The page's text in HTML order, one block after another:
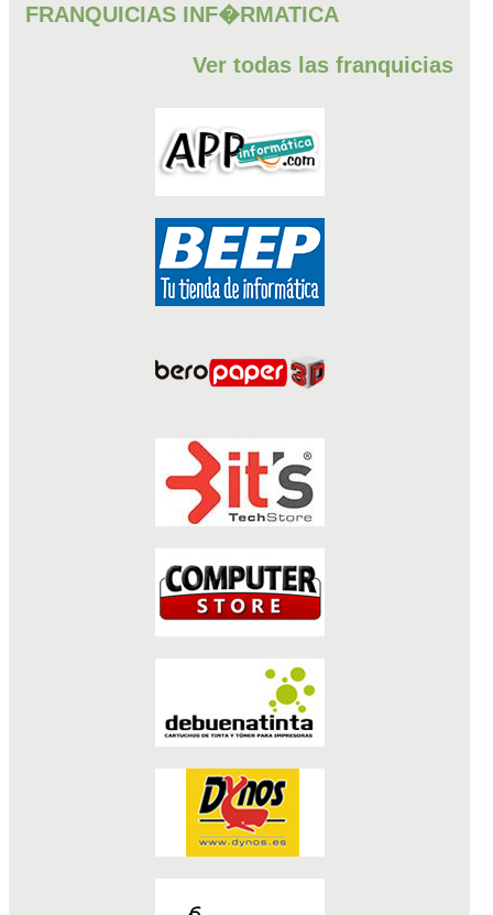
FRANQUICIAS INF�RMATICA
Ver todas las franquicias